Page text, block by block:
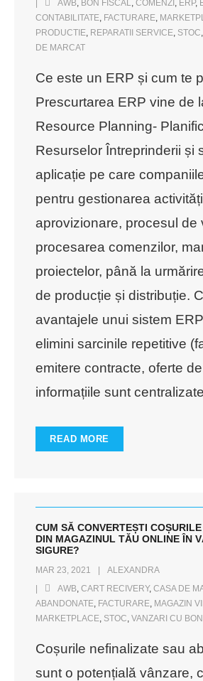
AWB, BON FISCAL, COMENZI , ERP,
CONTABILITATE, FACTURARE,
PRODUCTIE, REPARATII SERVICE, STOC,
DE MARCAT
Ce este un ERP și cum te
Prescurtarea ERP vine de
Resource Planning-
Resurselor Întreprinderii și
aplicație pe care
pentru gestionarea
aprovizionare, procesul de
procesarea comenzilor,
proiectelor, până la
de producție și distribuție.
avantajele unui sistem
elimini sarcinile repetitive
emitere contracte, oferte
informațiile sunt centralizate
READ MORE
CUM SĂ CONVERTEȘTI
DIN MAGAZINUL TĂU ONLINE ÎN
SIGURE?
MAR 23, 2021
ALEXANDRA
AWB, CART RECIVERY, CASA DE
ABANDONATE, FACTURARE, MAGAZIN
MARKETPLACE, STOC, VANZARI CU
Coșurile nefinalizate sau
sunt o potențială vânzare,